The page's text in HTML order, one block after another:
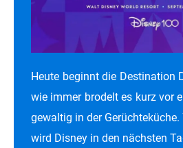
Heute beginnt die Destination
wie immer brodelt es kurz vor
gewaltig in der Gerüchteküche.
wird Disney in den nächsten